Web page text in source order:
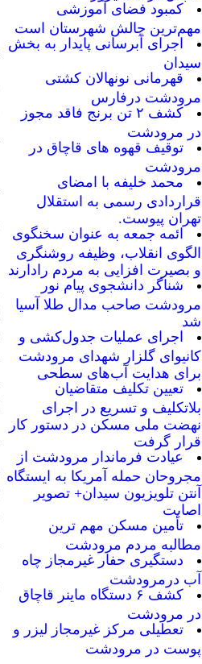
کمبود فضای آموزشی
مهم‌ترین چالش شهرستان است
اجرای آبرسانی پایدار به بخش
سیدان
قهرمانی نونهالان کشتی
مرودشت درفارس
کشف ۲ تن برنج فاقد مجوز
در مرودشت
توقیف قهوه های قاچاق در
مرودشت
محمد خلیفه با امضای
قراردادی رسمی به استقلال
تهران پیوست.
ائمه جمعه به عنوان سخنگوی
الگوی انقلاب، وظیفه روشنگری
و بصیرت افزایی به مردم رادارند
شناگر دانشجوی پیام نور
مرودشت صاحب مدال طلا آسیا
شد
اجرای عملیات جدول‌کشی و
کانیوای گلزار شهدای مرودشت
برای هدایت آب‌های سطحی
تعیین تکلیف متقاضیان
بلاتکلیف و تسریع در اجرای
نهضت ملی مسکن در دستور کار
قرار گرفت
عیادت فرماندار مرودشت از
مجروحان حمله آمریکا به ایستگاه
آنتن تلویزیون سیدان+ تصویر
اصابت
تأمین مسکن مهم ترین
مطالبه مردم مرودشت
دستگیری حفار غیرمجاز چاه
آب درمرودشت
کشف ۶ دستگاه ماینر قاچاق
در مرودشت
تعطیلی مرکز غیرمجاز لیزر و
پوست در مرودشت